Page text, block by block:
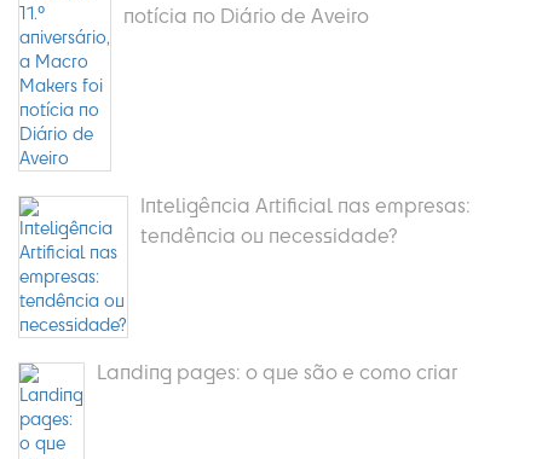
notícia no Diário de Aveiro
Inteligência Artificial nas empresas:
tendência ou necessidade?
Landing pages: o que são e como criar